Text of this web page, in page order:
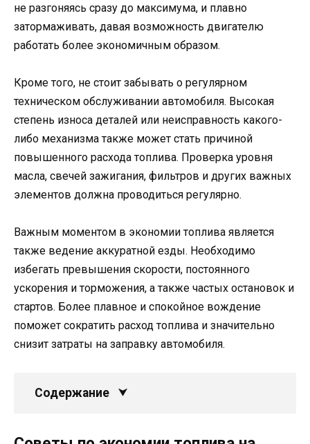
не разгоняясь сразу до максимума, и плавно
затормаживать, давая возможность двигателю
работать более экономичным образом.
Кроме того, не стоит забывать о регулярном
техническом обслуживании автомобиля. Высокая
степень износа деталей или неисправность какого-
либо механизма также может стать причиной
повышенного расхода топлива. Проверка уровня
масла, свечей зажигания, фильтров и других важных
элементов должна проводиться регулярно.
Важным моментом в экономии топлива является
также ведение аккуратной езды. Необходимо
избегать превышения скорости, постоянного
ускорения и торможения, а также частых остановок и
стартов. Более плавное и спокойное вождение
поможет сократить расход топлива и значительно
снизит затраты на заправку автомобиля.
Содержание